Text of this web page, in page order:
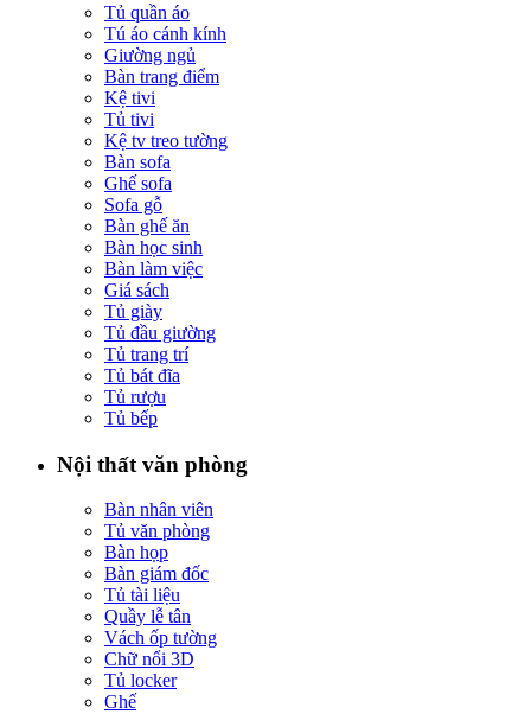
Tủ quần áo
Tú áo cánh kính
Giường ngủ
Bàn trang điểm
Kệ tivi
Tủ tivi
Kệ tv treo tường
Bàn sofa
Ghế sofa
Sofa gỗ
Bàn ghế ăn
Bàn học sinh
Bàn làm việc
Giá sách
Tủ giày
Tủ đầu giường
Tủ trang trí
Tủ bát đĩa
Tủ rượu
Tủ bếp
Nội thất văn phòng
Bàn nhân viên
Tủ văn phòng
Bàn họp
Bàn giám đốc
Tủ tài liệu
Quầy lễ tân
Vách ốp tường
Chữ nổi 3D
Tủ locker
Ghế